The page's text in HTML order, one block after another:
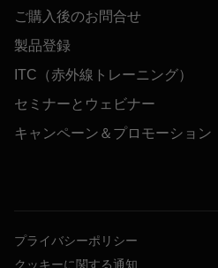
ご購入後のお問合せ
製品登録
ITC（赤外線トレーニング）
セミナーとウェビナー
キャンペーン＆プロモーション
プライバシーポリシー
クッキーに関する通知